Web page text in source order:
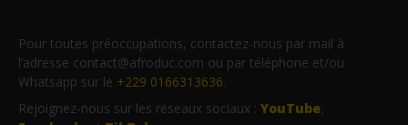
Pour toutes préoccupations, contactez-nous par mail à
l’adresse contact@afroduc.com ou par téléphone et/ou
Whatsapp sur le +229 0166313636.
Rejoignez-nous sur les réseaux sociaux : YouTube,